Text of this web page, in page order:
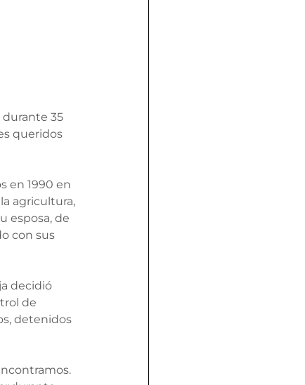
durante 35
queridos
en 1990 en
agricultura,
esposa, de
con sus
decidió
de
detenidos